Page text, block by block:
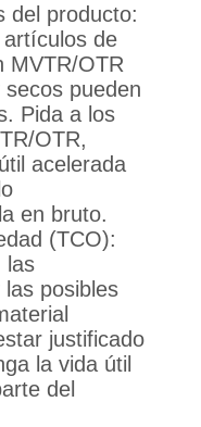
del producto:
artículos de
MVTR/OTR
pueden
Pida a los
OTR,
acelerada
en bruto.
(TCO):
las
posibles
justificado
la vida útil
del